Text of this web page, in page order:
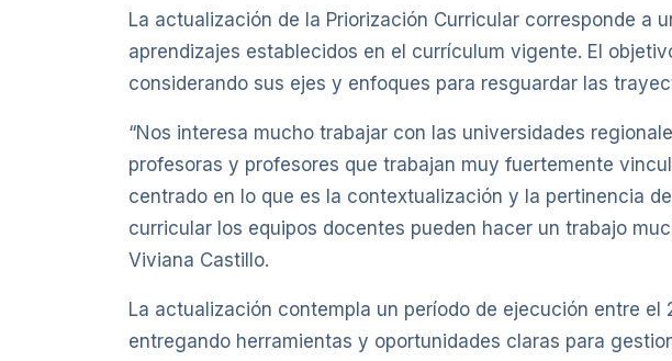
La actualización de la Priorización Curricular corresponde
aprendizajes establecidos en el currículum vigente. El
considerando sus ejes y enfoques para resguardar las
“Nos interesa mucho trabajar con las universidades
profesoras y profesores que trabajan muy fuertemente
centrado en lo que es la contextualización y la pertinencia
curricular los equipos docentes pueden hacer un trabajo
Viviana Castillo.
La actualización contempla un período de ejecución entre
entregando herramientas y oportunidades claras para